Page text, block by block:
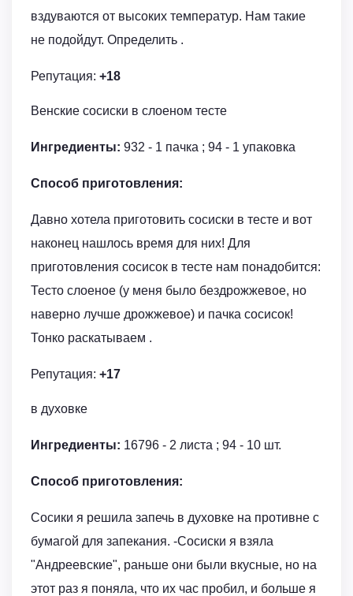
вздуваются от высоких температур. Нам такие
не подойдут. Определить .
Репутация: +18
Венские сосиски в слоеном тесте
Ингредиенты: 932 - 1 пачка ; 94 - 1 упаковка
Способ приготовления:
Давно хотела приготовить сосиски в тесте и вот
наконец нашлось время для них! Для
приготовления сосисок в тесте нам понадобится:
Тесто слоеное (у меня было бездрожжевое, но
наверно лучше дрожжевое) и пачка сосисок!
Тонко раскатываем .
Репутация: +17
в духовке
Ингредиенты: 16796 - 2 листа ; 94 - 10 шт.
Способ приготовления:
Сосики я решила запечь в духовке на противне с
бумагой для запекания. -Сосиски я взяла
"Андреевские", раньше они были вкусные, но на
этот раз я поняла, что их час пробил, и больше я